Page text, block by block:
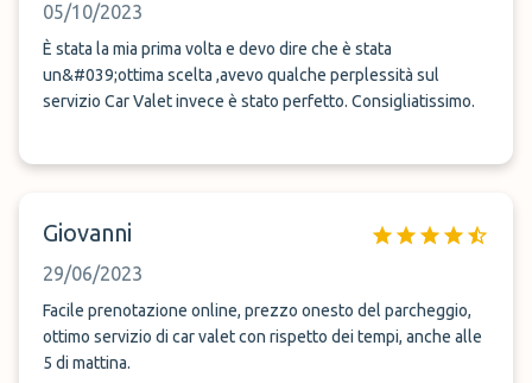
05/10/2023
È stata la mia prima volta e devo dire che è stata
un&#039;ottima scelta ,avevo qualche perplessità sul
servizio Car Valet invece è stato perfetto. Consigliatissimo.
Giovanni
29/06/2023
Facile prenotazione online, prezzo onesto del parcheggio,
ottimo servizio di car valet con rispetto dei tempi, anche alle
5 di mattina.